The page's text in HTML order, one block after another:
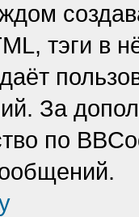
тэги в
За
по